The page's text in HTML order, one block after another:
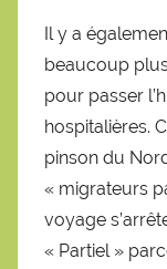
Il y a
beaucoup
pour passer
hospitalières.
pinson du
« migrateurs
voyage
« Partiel »